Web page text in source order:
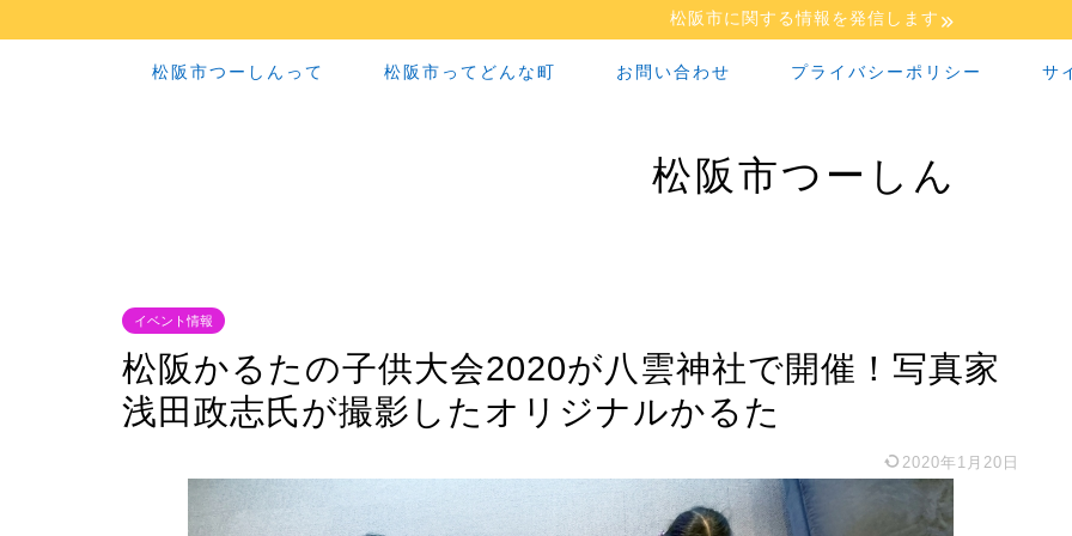
松阪市に関する情報を発信します
松阪市つーしんって 松阪市ってどんな町 お問い合わせ プライバシーポリシー サ
松阪市つーしん
イベント情報
松阪かるたの子供大会2020が八雲神社で開催！写真家
浅田政志氏が撮影したオリジナルかるた
2020年1月20日